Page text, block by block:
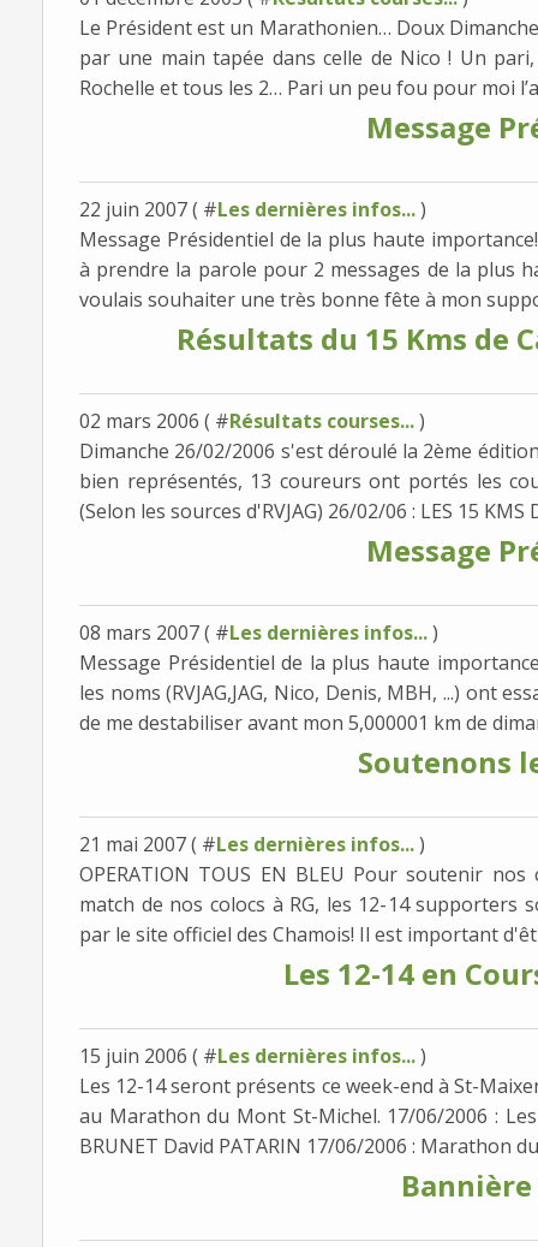
Le Président est un Marathonien… Doux
par une main tapée dans celle de Nico ! Un
Rochelle et tous les 2… Pari un peu fou pour moi
Message
22 juin 2007 ( #Les dernières infos...)
Message Présidentiel de la plus haute
à prendre la parole pour 2 messages de la plus
voulais souhaiter une très bonne fête à mon
Résultats du 15 Kms de
02 mars 2006 ( #Résultats courses...)
Dimanche 26/02/2006 s'est déroulé la 2ème
bien représentés, 13 coureurs ont portés les
(Selon les sources d'RVJAG) 26/02/06 : LES 15 KMS
Message
08 mars 2007 ( #Les dernières infos...)
Message Présidentiel de la plus haute
les noms (RVJAG,JAG, Nico, Denis, MBH, ...) ont
de me destabiliser avant mon 5,000001 km de
Soutenons
21 mai 2007 ( #Les dernières infos...)
OPERATION TOUS EN BLEU Pour soutenir
match de nos colocs à RG, les 12-14 supporters
par le site officiel des Chamois! Il est important
Les 12-14 en
15 juin 2006 ( #Les dernières infos...)
Les 12-14 seront présents ce week-end à St-
au Marathon du Mont St-Michel. 17/06/2006 :
BRUNET David PATARIN 17/06/2006 : Marathon